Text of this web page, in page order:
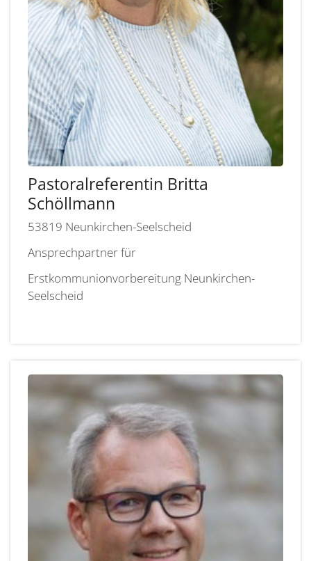
Pastoralreferentin Britta
Schöllmann
53819 Neunkirchen-Seelscheid
Ansprechpartner für
Erstkommunionvorbereitung Neunkirchen-
Seelscheid